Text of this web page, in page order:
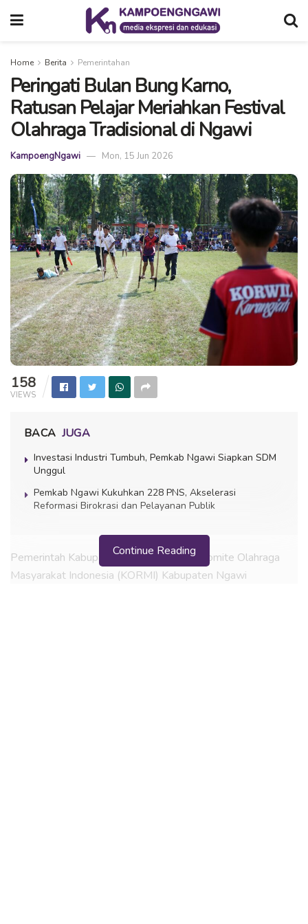
Home Berita Pemerintahan
Peringati Bulan Bung Karno,
Ratusan Pelajar Meriahkan Festival
Olahraga Tradisional di Ngawi
KampoengNgawi Mon, 15 Jun 2026
158
VIEWS
BACA JUGA
Investasi Industri Tumbuh, Pemkab Ngawi Siapkan SDM
Unggul
Pemkab Ngawi Kukuhkan 228 PNS, Akselerasi
Reformasi Birokrasi dan Pelayanan Publik
Pemerintah Kabupaten Ngawi bersama Komite Olahraga
Masyarakat Indonesia (KORMI) Kabupaten Ngawi
Continue Reading